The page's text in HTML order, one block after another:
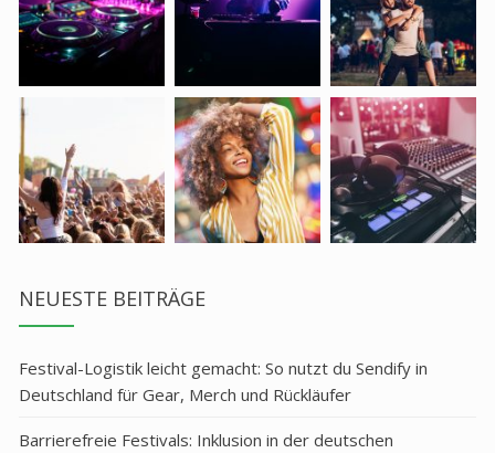
NEUESTE BEITRÄGE
Festival-Logistik leicht gemacht: So nutzt du Sendify in
Deutschland für Gear, Merch und Rückläufer
Barrierefreie Festivals: Inklusion in der deutschen